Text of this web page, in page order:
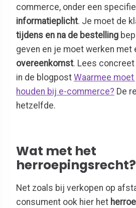
commerce, onder een
informatieplicht. Je moet de
tijdens en na de bestelling
geven en je moet werken met
overeenkomst. Lees
in de blogpost Waarmee
houden bij e-commerce? De
hetzelfde.
Wat met het
herroepingsrecht?
Net zoals bij verkopen op
consument ook hier het